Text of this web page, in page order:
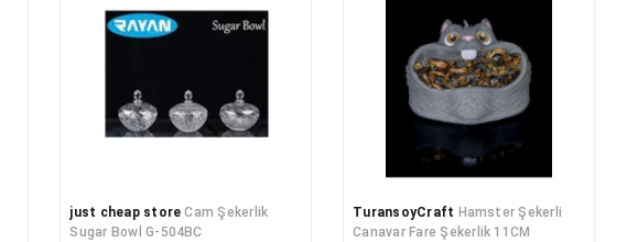
just cheap store Cam Şekerlik
Sugar Bowl G-504BC
TuransoyCraft Hamster Şekerli
Canavar Fare Şekerlik 11CM